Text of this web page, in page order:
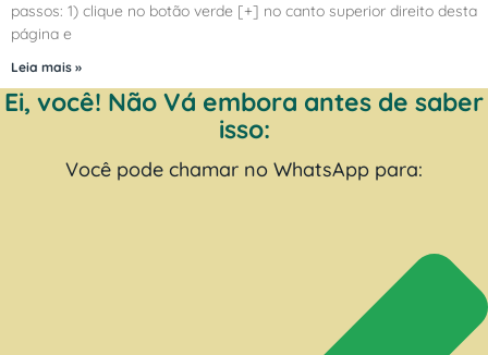
passos: 1) clique no botão verde [+] no canto superior direito desta
página e
Leia mais »
Ei, você! Não Vá embora antes de saber
isso:
Você pode chamar no WhatsApp para: